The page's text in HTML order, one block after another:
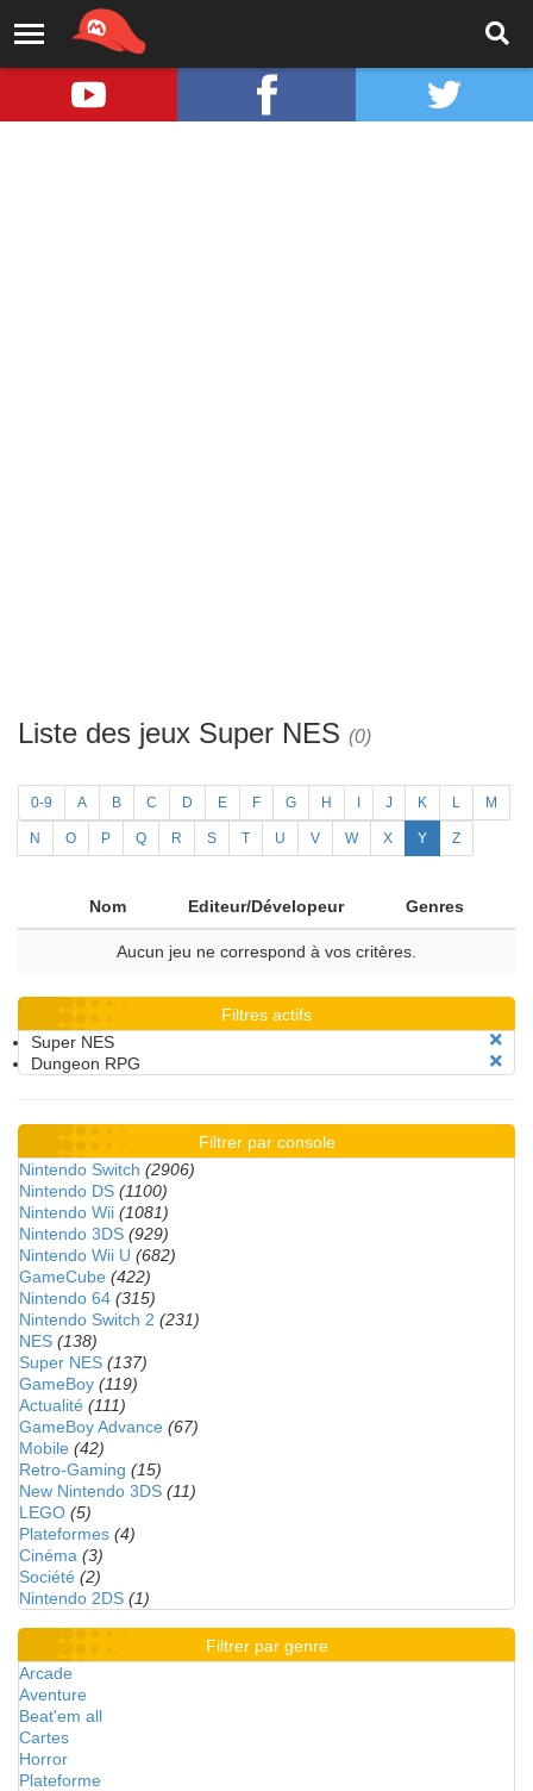
Liste des jeux Super NES (0)
0-9 A B C D E F G H J K L M
N O P Q R S T U V W X Y Z
Nom Editeur/Dévelopeur Genres
Aucun jeu ne correspond à vos critères.
Filtres actifs
Super NES
Dungeon RPG
Filtrer par console
Nintendo Switch (2906)
Nintendo DS (1100)
Nintendo Wii (1081)
Nintendo 3DS (929)
Nintendo Wii U (682)
GameCube (422)
Nintendo 64 (315)
Nintendo Switch 2 (231)
NES (138)
Super NES (137)
GameBoy (119)
Actualité (111)
GameBoy Advance (67)
Mobile (42)
Retro-Gaming (15)
New Nintendo 3DS (11)
LEGO (5)
Plateformes (4)
Cinéma (3)
Société (2)
Nintendo 2DS (1)
Filtrer par genre
Arcade
Aventure
Beat'em all
Cartes
Horror
Plateforme